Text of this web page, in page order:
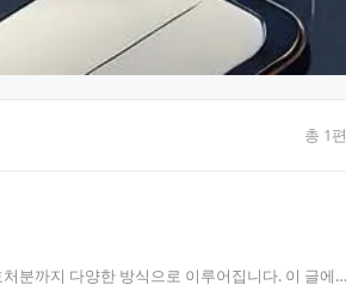
총 1편
분까지 다양한 방식으로 이루어집니다. 이 글에